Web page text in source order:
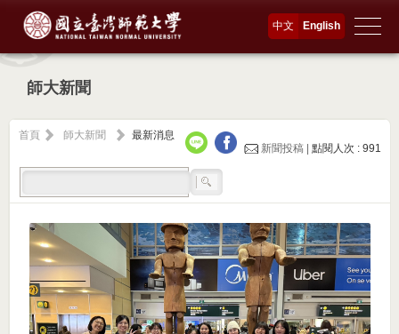
English
中文
師大新聞
首頁 師大新聞
最新消息
新聞投稿 |點閱人次 : 991